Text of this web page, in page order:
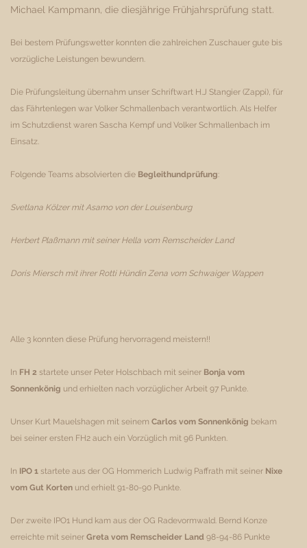
Michael Kampmann, die diesjährige Frühjahrsprüfung statt.
Bei bestem Prüfungswetter konnten die zahlreichen Zuschauer gute bis
vorzügliche Leistungen bewundern.
Die Prüfungsleitung übernahm unser Schriftwart H.J Stangier (Zappi), für
das Fährtenlegen war Volker Schmallenbach verantwortlich. Als Helfer
im Schutzdienst waren Sascha Kempf und Volker Schmallenbach im
Einsatz.
Folgende Teams absolvierten die Begleithundprüfung:
Svetlana Kölzer mit Asamo von der Louisenburg
Herbert Plaßmann mit seiner Hella vom Remscheider Land
Doris Miersch mit ihrer Rotti Hündin Zena vom Schwaiger Wappen
Alle 3 konnten diese Prüfung hervorragend meistern!!
In FH 2 startete unser Peter Holschbach mit seiner Bonja vom
Sonnenkönig und erhielten nach vorzüglicher Arbeit 97 Punkte.
Unser Kurt Mauelshagen mit seinem Carlos vom Sonnenkönig bekam
bei seiner ersten FH2 auch ein Vorzüglich mit 96 Punkten.
In IPO 1 startete aus der OG Hommerich Ludwig Paffrath mit seiner Nixe
vom Gut Korten und erhielt 91-80-90 Punkte.
Der zweite IPO1 Hund kam aus der OG Radevormwald. Bernd Konze
erreichte mit seiner Greta vom Remscheider Land 98-94-86 Punkte